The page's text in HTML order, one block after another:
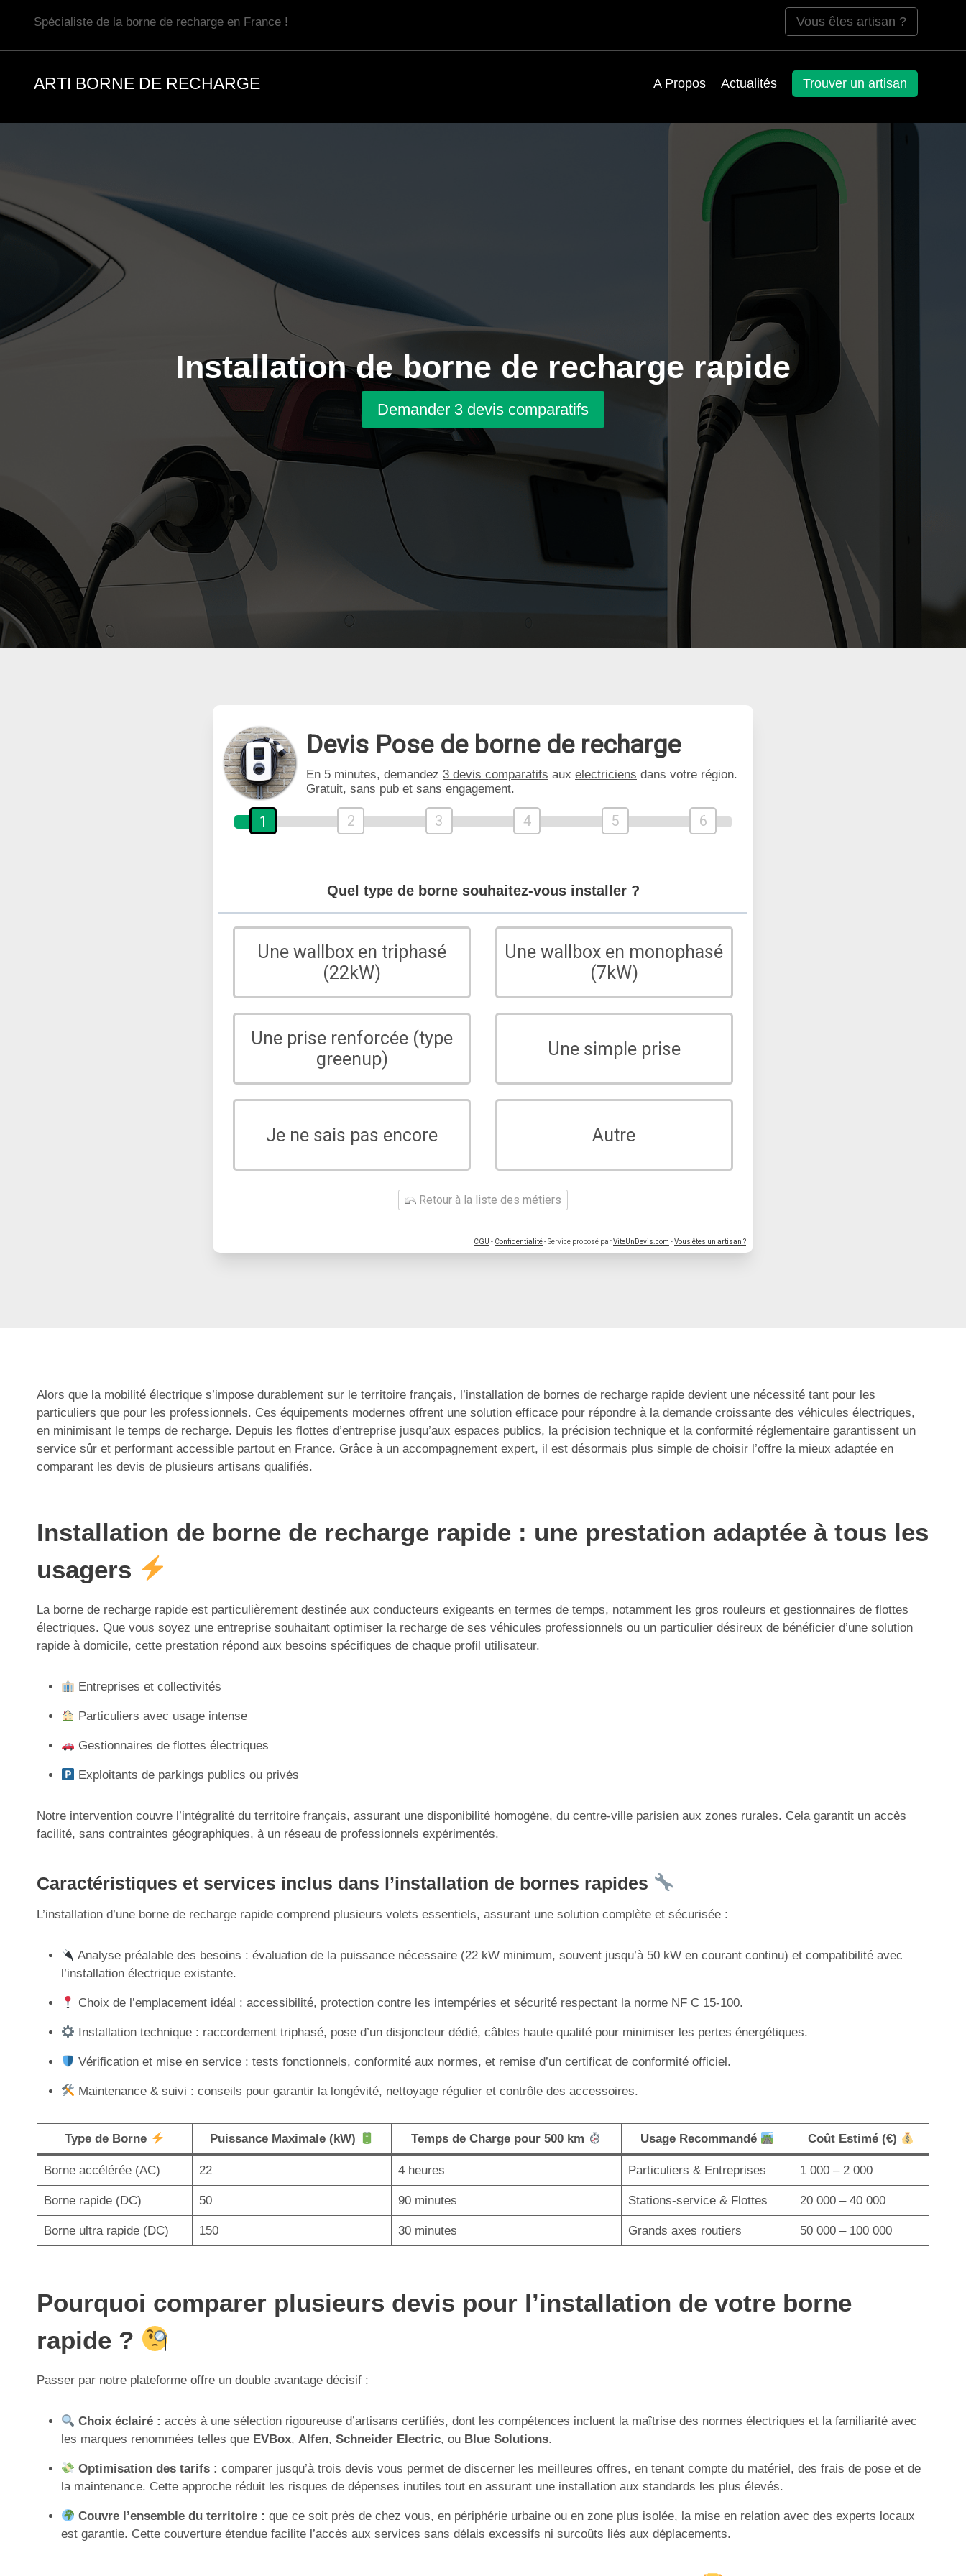
Spécialiste de la borne de recharge en France ! Vous êtes artisan ?
ARTI BORNE DE RECHARGE A Propos Actualités Trouver un artisan
Installation de borne de recharge rapide
Demander 3 devis comparatifs
Devis Pose de borne de recharge
En 5 minutes, demandez 3 devis comparatifs aux electriciens dans votre région.
Gratuit, sans pub et sans engagement.
1 2 3 4 5 6
Quel type de borne souhaitez-vous installer ?
Une wallbox en triphasé
(22kW)
Une wallbox en monophasé
(7kW)
Une prise renforcée (type
greenup)
Une simple prise
Je ne sais pas encore Autre
Retour à la liste des métiers
CGU - Confidentialité- Service proposé parViteUnDevis.com -Vous êtes un artisan ?
Alors que la mobilité électrique s’impose durablement sur le territoire français, l’installation de bornes de recharge rapide devient une nécessité tant pour les
particuliers que pour les professionnels. Ces équipements modernes offrent une solution efficace pour répondre à la demande croissante des véhicules électriques,
en minimisant le temps de recharge. Depuis les flottes d’entreprise jusqu’aux espaces publics, la précision technique et la conformité réglementaire garantissent un
service sûr et performant accessible partout en France. Grâce à un accompagnement expert, il est désormais plus simple de choisir l’offre la mieux adaptée en
comparant les devis de plusieurs artisans qualifiés.
Installation de borne de recharge rapide : une prestation adaptée à tous les
usagers
La borne de recharge rapide est particulièrement destinée aux conducteurs exigeants en termes de temps, notamment les gros rouleurs et gestionnaires de flottes
électriques. Que vous soyez une entreprise souhaitant optimiser la recharge de ses véhicules professionnels ou un particulier désireux de bénéficier d’une solution
rapide à domicile, cette prestation répond aux besoins spécifiques de chaque profil utilisateur.
Entreprises et collectivités
Particuliers avec usage intense
Gestionnaires de flottes électriques
Exploitants de parkings publics ou privés
Notre intervention couvre l’intégralité du territoire français, assurant une disponibilité homogène, du centre-ville parisien aux zones rurales. Cela garantit un accès
facilité, sans contraintes géographiques, à un réseau de professionnels expérimentés.
Caractéristiques et services inclus dans l’installation de bornes rapides
L’installation d’une borne de recharge rapide comprend plusieurs volets essentiels, assurant une solution complète et sécurisée :
Analyse préalable des besoins : évaluation de la puissance nécessaire (22 kW minimum, souvent jusqu’à 50 kW en courant continu) et compatibilité avec
l’installation électrique existante.
Choix de l’emplacement idéal : accessibilité, protection contre les intempéries et sécurité respectant la norme NF C 15-100.
Installation technique : raccordement triphasé, pose d’un disjoncteur dédié, câbles haute qualité pour minimiser les pertes énergétiques.
Vérification et mise en service : tests fonctionnels, conformité aux normes, et remise d’un certificat de conformité officiel.
Maintenance & suivi : conseils pour garantir la longévité, nettoyage régulier et contrôle des accessoires.
Type de Borne Puissance Maximale (kW) Temps de Charge pour 500 km Usage Recommandé Coût Estimé (€)
Borne accélérée (AC) 22 4 heures Particuliers & Entreprises 1 000 – 2 000
Borne rapide (DC) 50 90 minutes Stations-service & Flottes 20 000 – 40 000
Borne ultra rapide (DC) 150 30 minutes Grands axes routiers 50 000 – 100 000
Pourquoi comparer plusieurs devis pour l’installation de votre borne
rapide ?
Passer par notre plateforme offre un double avantage décisif :
Choix éclairé : accès à une sélection rigoureuse d’artisans certifiés, dont les compétences incluent la maîtrise des normes électriques et la familiarité avec
les marques renommées telles que EVBox, Alfen, Schneider Electric, ou Blue Solutions.
Optimisation des tarifs : comparer jusqu’à trois devis vous permet de discerner les meilleures offres, en tenant compte du matériel, des frais de pose et de
la maintenance. Cette approche réduit les risques de dépenses inutiles tout en assurant une installation aux standards les plus élevés.
Couvre l’ensemble du territoire : que ce soit près de chez vous, en périphérie urbaine ou en zone plus isolée, la mise en relation avec des experts locaux
est garantie. Cette couverture étendue facilite l’accès aux services sans délais excessifs ni surcoûts liés aux déplacements.